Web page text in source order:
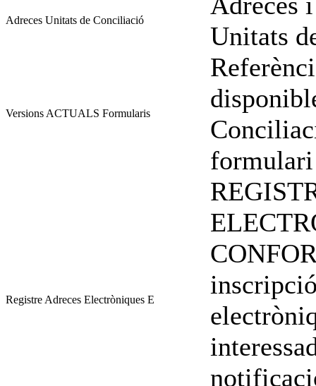
Adreces Unitats de Conciliació
Unitats
Versions ACTUALS Formularis
formulari
Registre Adreces Electròniques E